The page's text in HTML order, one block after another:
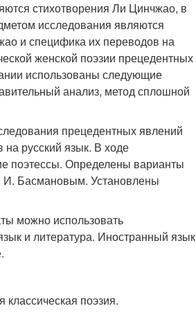
стихотворения Ли Цинчжао, в
исследования являются
и специфика их переводов на
женской поэзии прецедентных
использованы следующие
анализ, метод сплошной
прецедентных явлений
русский язык. В ходе
поэтессы. Определены варианты
И. Басмановым. Установлены
можно использовать
и литература. Иностранный язык
поэзия.